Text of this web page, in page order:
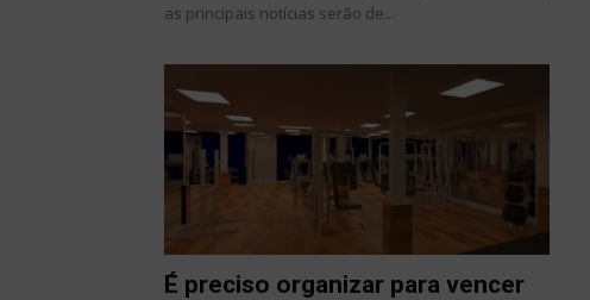
as principais notícias serão de...
É preciso organizar para vencer